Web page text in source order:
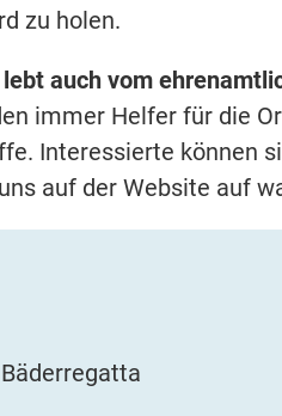
zu holen.
auch vom
immer Helfer für die
Interessierte können
auf der Website auf
Bäderregatta